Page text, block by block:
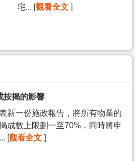
宅... [觀看全文 ]
按揭的影響
新一份施政報告，將所有物業的
成數上限劃一至70%，同時將申
[觀看全文 ]